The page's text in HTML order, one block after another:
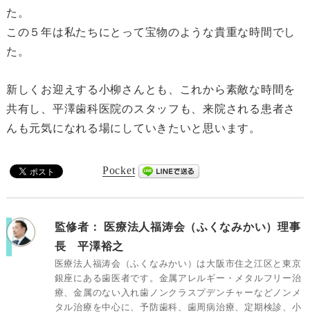
た。
この５年は私たちにとって宝物のような貴重な時間でし
た。
新しくお迎えする小柳さんとも、これから素敵な時間を
共有し、平澤歯科医院のスタッフも、来院される患者さ
んも元気になれる場にしていきたいと思います。
Pocket
監修者：
医療法人福涛会（ふくなみかい）理事
長 平澤裕之
医療法人福涛会（ふくなみかい）は大阪市住之江区と東京
銀座にある歯医者です。金属アレルギー・メタルフリー治
療、金属のない入れ歯ノンクラスプデンチャーなどノンメ
タル治療を中心に、予防歯科、歯周病治療、定期検診、小